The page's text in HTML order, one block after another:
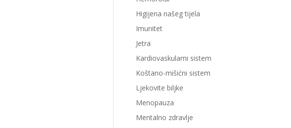
Higijena našeg tijela
Imunitet
Jetra
Kardiovaskularni sistem
Koštano-mišićni sistem
Ljekovite biljke
Menopauza
Mentalno zdravlje